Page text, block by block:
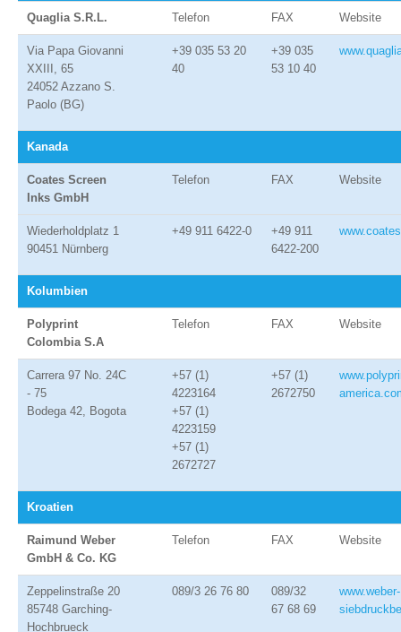
Quaglia S.R.L. Telefon FAX Website
Via Papa Giovanni
XXIII, 65
24052 Azzano S.
Paolo (BG)
+39 035 53 20
40
+39 035
53 10 40
Kanada
Coates Screen
Inks GmbH
Telefon FAX Website
Wiederholdplatz 1
90451 Nürnberg
+49 911 6422-0
+49 911
6422-200
Kolumbien
Polyprint
Colombia S.A
Telefon FAX Website
Carrera 97 No. 24C
- 75
Bodega 42, Bogota
+57 (1)
4223164
+57 (1)
4223159
+57 (1)
2672727
+57 (1)
2672750
Kroatien
Raimund Weber
GmbH & Co. KG
Telefon FAX Website
Zeppelinstraße 20
85748 Garching-
Hochbrueck
089/3 26 76 80
089/32
67 68 69
www.weber-